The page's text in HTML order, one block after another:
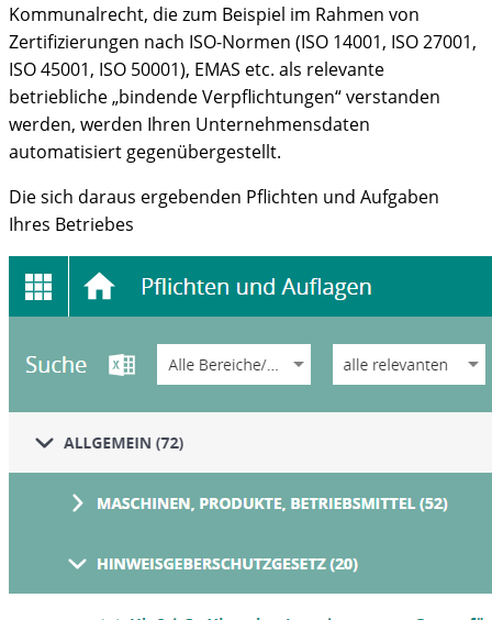
Kommunalrecht, die zum Beispiel im Rahmen von
Zertifizierungen nach ISO-Normen (ISO 14001, ISO 27001,
ISO 45001, ISO 50001), EMAS etc. als relevante
betriebliche „bindende Verpflichtungen“ verstanden
werden, werden Ihren Unternehmensdaten
automatisiert gegenübergestellt.
Die sich daraus ergebenden Pflichten und Aufgaben
Ihres Betriebes